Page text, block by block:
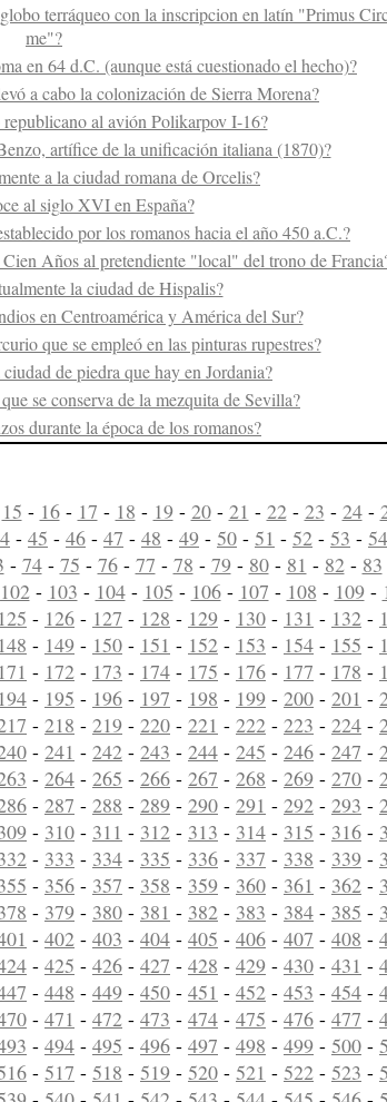
terráqueo con la inscripcion en latín "Primus
me"?
en 64 d.C. (aunque está cuestionado el hecho)?
a cabo la colonización de Sierra Morena?
republicano al avión Polikarpov I-16?
artífice de la unificación italiana (1870)?
a la ciudad romana de Orcelis?
al siglo XVI en España?
por los romanos hacia el año 450 a.C.?
Años al pretendiente "local" del trono de
la ciudad de Hispalis?
en Centroamérica y América del Sur?
que se empleó en las pinturas rupestres?
de piedra que hay en Jordania?
se conserva de la mezquita de Sevilla?
durante la época de los romanos?
15 - 16- 17 - 18 - 19- 20- 21 - 22 - 23 - 24-
- 45 - 46 - 47 - 48 - 49 - 50 - 51 - 52 - 53 - 54
- 74- 75 - 76- 77 - 78 - 79- 80- 81 - 82 - 83
102 - 103 - 104- 105 - 106- 107 - 108 - 109-
125 - 126 - 127 - 128 - 129 - 130 - 131 - 132 -
148 - 149 - 150 - 151 - 152 - 153 - 154 - 155 -
171 - 172 - 173 - 174 - 175 - 176 - 177 - 178 -
194 - 195 - 196 - 197 - 198 - 199 - 200 - 201 -
- 218 - 219 - 220 - 221 - 222 - 223 - 224 -
- 241 - 242 - 243 - 244 - 245 - 246 - 247 -
- 264 - 265 - 266 - 267 - 268 - 269 - 270 -
- 287 - 288 - 289 - 290 - 291 - 292 - 293 -
- 310 - 311 - 312 - 313 - 314 - 315 - 316 -
- 333 - 334 - 335 - 336 - 337 - 338 - 339 -
- 356 - 357 - 358 - 359 - 360 - 361 - 362 -
- 379 - 380 - 381 - 382 - 383 - 384 - 385 -
- 402 - 403 - 404 - 405 - 406 - 407 - 408 -
- 425 - 426 - 427 - 428 - 429 - 430 - 431 -
- 448 - 449 - 450 - 451 - 452 - 453 - 454 -
- 471 - 472 - 473 - 474 - 475 - 476 - 477 -
- 494 - 495 - 496 - 497 - 498 - 499 - 500 -
- 517 - 518 - 519 - 520 - 521 - 522 - 523 -